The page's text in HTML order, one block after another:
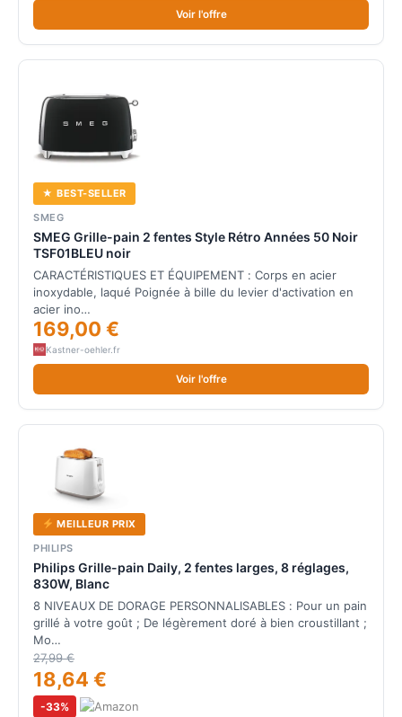
Voir l'offre
★ BEST-SELLER
SMEG
SMEG Grille-pain 2 fentes Style Rétro Années 50 Noir
TSF01BLEU noir
CARACTÉRISTIQUES ET ÉQUIPEMENT : Corps en acier
inoxydable, laqué Poignée à bille du levier d'activation en
acier ino…
169,00 €
Kastner-oehler.fr
Voir l'offre
MEILLEUR PRIX
PHILIPS
Philips Grille-pain Daily, 2 fentes larges, 8 réglages,
830W, Blanc
8 NIVEAUX DE DORAGE PERSONNALISABLES : Pour un pain
grillé à votre goût ; De légèrement doré à bien croustillant ;
Mo…
27,99 €
18,64 €
-33%